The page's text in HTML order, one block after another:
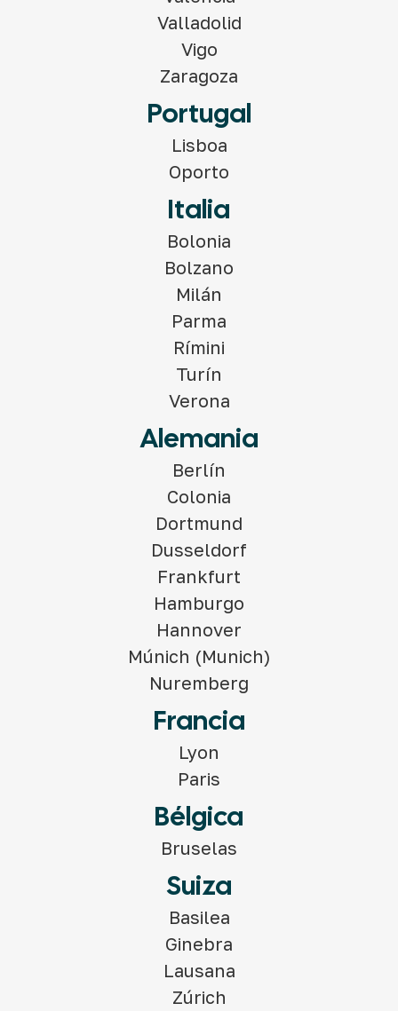
Valladolid
Vigo
Zaragoza
Portugal
Lisboa
Oporto
Italia
Bolonia
Bolzano
Milán
Parma
Rímini
Turín
Verona
Alemania
Berlín
Colonia
Dortmund
Dusseldorf
Frankfurt
Hamburgo
Hannover
Múnich (Munich)
Nuremberg
Francia
Lyon
Paris
Bélgica
Bruselas
Suiza
Basilea
Ginebra
Lausana
Zúrich